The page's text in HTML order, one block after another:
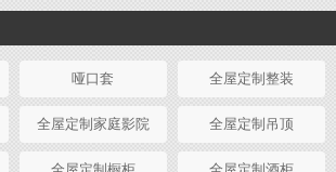
哑口套 全屋定制整装
全屋定制家庭影院 全屋定制吊顶